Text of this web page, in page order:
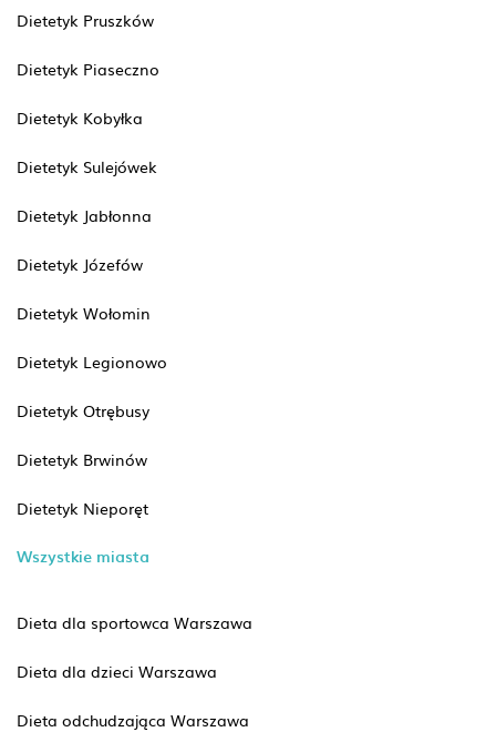
Dietetyk Pruszków
Dietetyk Piaseczno
Dietetyk Kobyłka
Dietetyk Sulejówek
Dietetyk Jabłonna
Dietetyk Józefów
Dietetyk Wołomin
Dietetyk Legionowo
Dietetyk Otrębusy
Dietetyk Brwinów
Dietetyk Nieporęt
Wszystkie miasta
Dieta dla sportowca Warszawa
Dieta dla dzieci Warszawa
Dieta odchudzająca Warszawa